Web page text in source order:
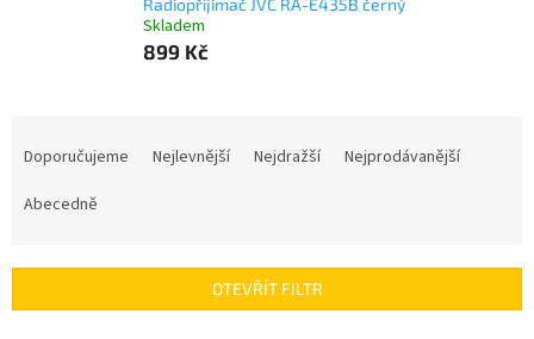
Skladem
899 Kč
r
Doporučujeme Nejlevnější Nejdražší
Nejprodávanější
Abecedně
OTEVŘÍT FILTR